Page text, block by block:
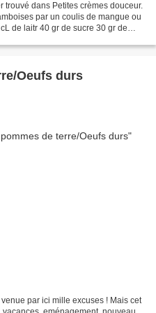
trouvé dans Petites crèmes douceur.
par un coulis de mangue ou
de laitr 40 gr de sucre 30 gr de
Oeufs durs
par ici mille excuses ! Mais cet